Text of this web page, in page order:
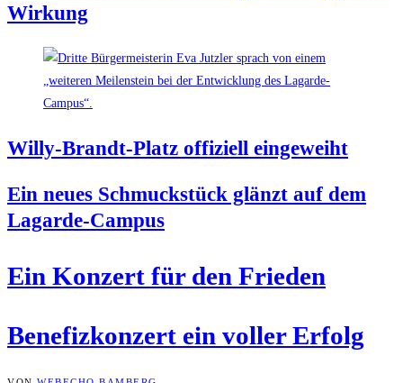
Wirkung
Wil­ly-Brandt-Platz offi­zi­ell eingeweiht
Ein neu­es Schmuck­stück glänzt auf dem
Lagarde-Campus
Ein Kon­zert für den Frieden
Bene­fiz­kon­zert ein vol­ler Erfolg